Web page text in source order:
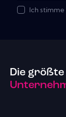
Ich
Die